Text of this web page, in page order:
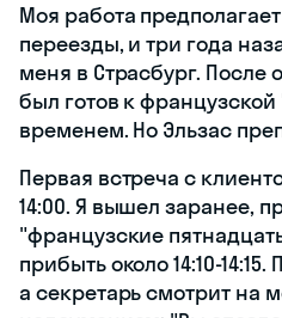
Моя работа
переезды, и три года
меня в Страсбург. После
был готов к французской
временем. Но Эльзас
Первая встреча с
14:00. Я вышел заранее,
"французские
прибыть около 14:10-
а секретарь смотрит на